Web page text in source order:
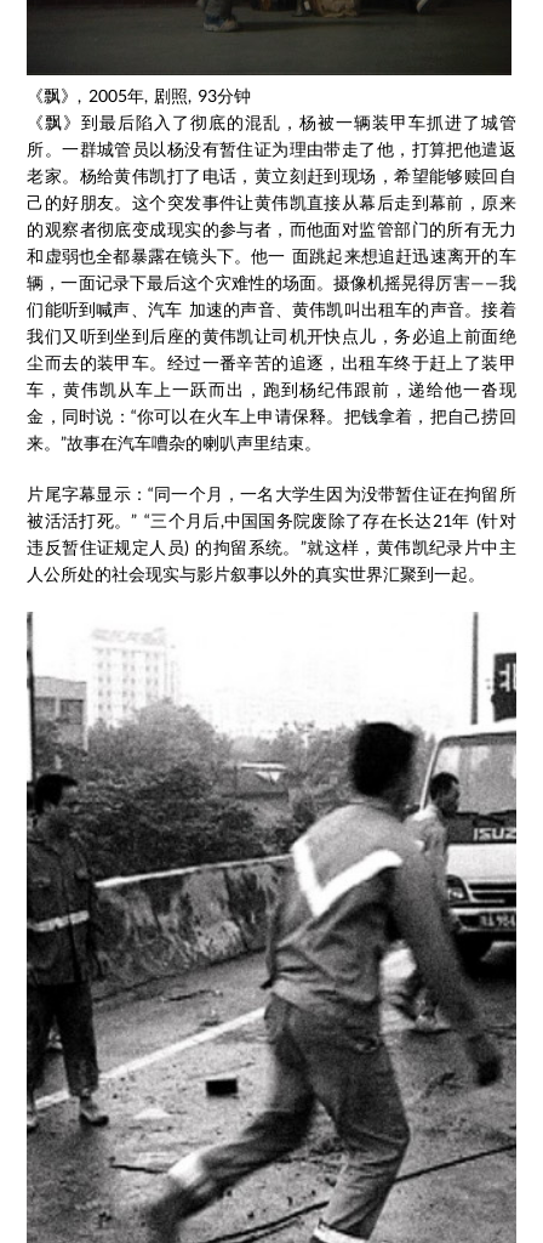
《飘》, 2005年, 剧照, 93分钟
《飘》到最后陷入了彻底的混乱，杨被一辆装甲车抓进了城管
所。一群城管员以杨没有暂住证为理由带走了他，打算把他遣返
老家。杨给黄伟凯打了电话，黄立刻赶到现场，希望能够赎回自
己的好朋友。这个突发事件让黄伟凯直接从幕后走到幕前，原来
的观察者彻底变成现实的参与者，而他面对监管部门的所有无力
和虚弱也全都暴露在镜头下。他一 面跳起来想追赶迅速离开的车
辆，一面记录下最后这个灾难性的场面。摄像机摇晃得厉害——我
们能听到喊声、汽车 加速的声音、黄伟凯叫出租车的声音。接着
我们又听到坐到后座的黄伟凯让司机开快点儿，务必追上前面绝
尘而去的装甲车。经过一番辛苦的追逐，出租车终于赶上了装甲
车，黄伟凯从车上一跃而出，跑到杨纪伟跟前，递给他一沓现
金，同时说：“你可以在火车上申请保释。把钱拿着，把自己捞回
来。”故事在汽车嘈杂的喇叭声里结束。
片尾字幕显示：“同一个月，一名大学生因为没带暂住证在拘留所
被活活打死。” “三个月后,中国国务院废除了存在长达21年 (针对
违反暂住证规定人员) 的拘留系统。”就这样，黄伟凯纪录片中主
人公所处的社会现实与影片叙事以外的真实世界汇聚到一起。